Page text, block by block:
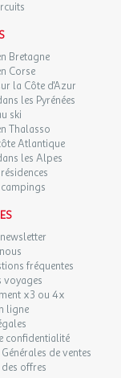
Bretagne
Corse
la Côte d'Azur
les Pyrénées
ski
Thalasso
Atlantique
les Alpes
fréquentes
voyages
x3 ou 4x
ligne
confidentialité
de ventes
offres